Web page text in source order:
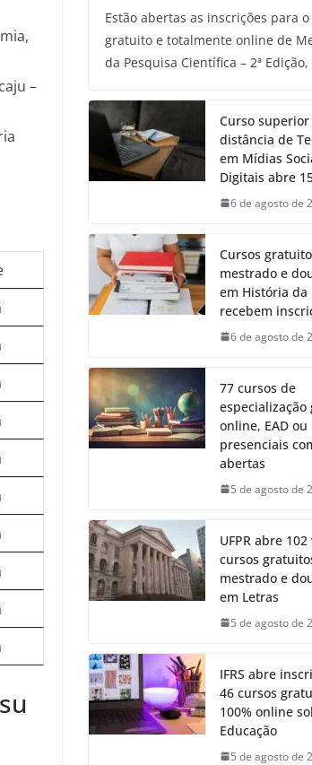
–
Estão abertas as inscrições para
gratuito e totalmente online de
da Pesquisa Científica – 2ª
Curso
distância de
em Mídias
Digitais abre
6 de agosto de
Cursos
mestrado e
em História da
recebem
6 de agosto de
77 cursos de
especialização
online, EAD ou
presenciais
abertas
5 de agosto de
UFPR abre
cursos
mestrado e
em Letras
5 de agosto de
IFRS abre
46 cursos
100% online
Educação
5 de agosto de